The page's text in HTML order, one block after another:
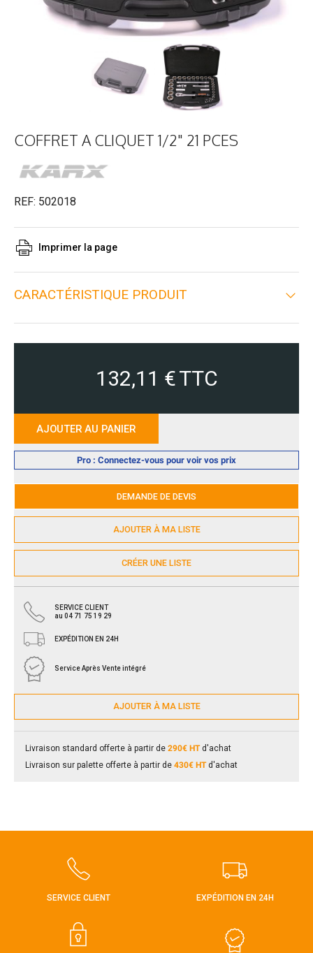
COFFRET A CLIQUET 1/2" 21 PCES
REF: 502018
Imprimer la page
CARACTÉRISTIQUE PRODUIT
132,11 €TTC
AJOUTER AU PANIER
Pro : Connectez-vous pour voir vos prix
DEMANDE DE DEVIS
AJOUTER À MA LISTE
CRÉER UNE LISTE
SERVICE CLIENT
au 04 71 75 19 29
EXPÉDITION EN 24H
Service Après Vente intégré
AJOUTER À MA LISTE
Livraison standard offerte à partir de 290€ HTd'achat
Livraison sur palette offerte à partir de 430€ HTd'achat
SERVICE CLIENT EXPÉDITION EN 24H